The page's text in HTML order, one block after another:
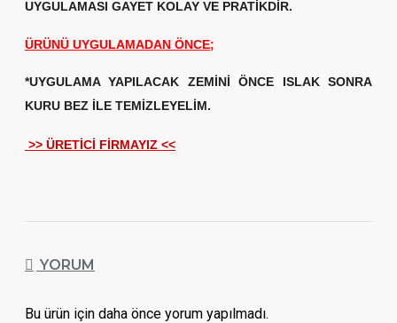
UYGULAMASI GAYET KOLAY VE PRATİKDİR.
ÜRÜNÜ UYGULAMADAN ÖNCE;
*UYGULAMA YAPILACAK ZEMİNİ ÖNCE ISLAK SONRA
KURU BEZ İLE TEMİZLEYELİM.
>> ÜRETİCİ FİRMAYIZ <<
YORUM
Bu ürün için daha önce yorum yapılmadı.